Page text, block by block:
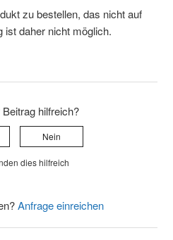
zu bestellen, das nicht auf
ist daher nicht möglich.
hilfreich?
Nein
dies hilfreich
Anfrage einreichen